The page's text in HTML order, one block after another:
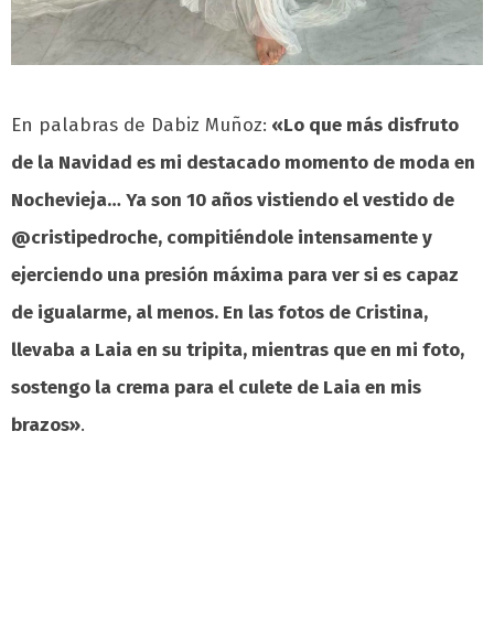
En palabras de Dabiz Muñoz: «Lo que más disfruto
de la Navidad es mi destacado momento de moda en
Nochevieja… Ya son 10 años vistiendo el vestido de
@cristipedroche, compitiéndole intensamente y
ejerciendo una presión máxima para ver si es capaz
de igualarme, al menos. En las fotos de Cristina,
llevaba a Laia en su tripita, mientras que en mi foto,
sostengo la crema para el culete de Laia en mis
brazos».